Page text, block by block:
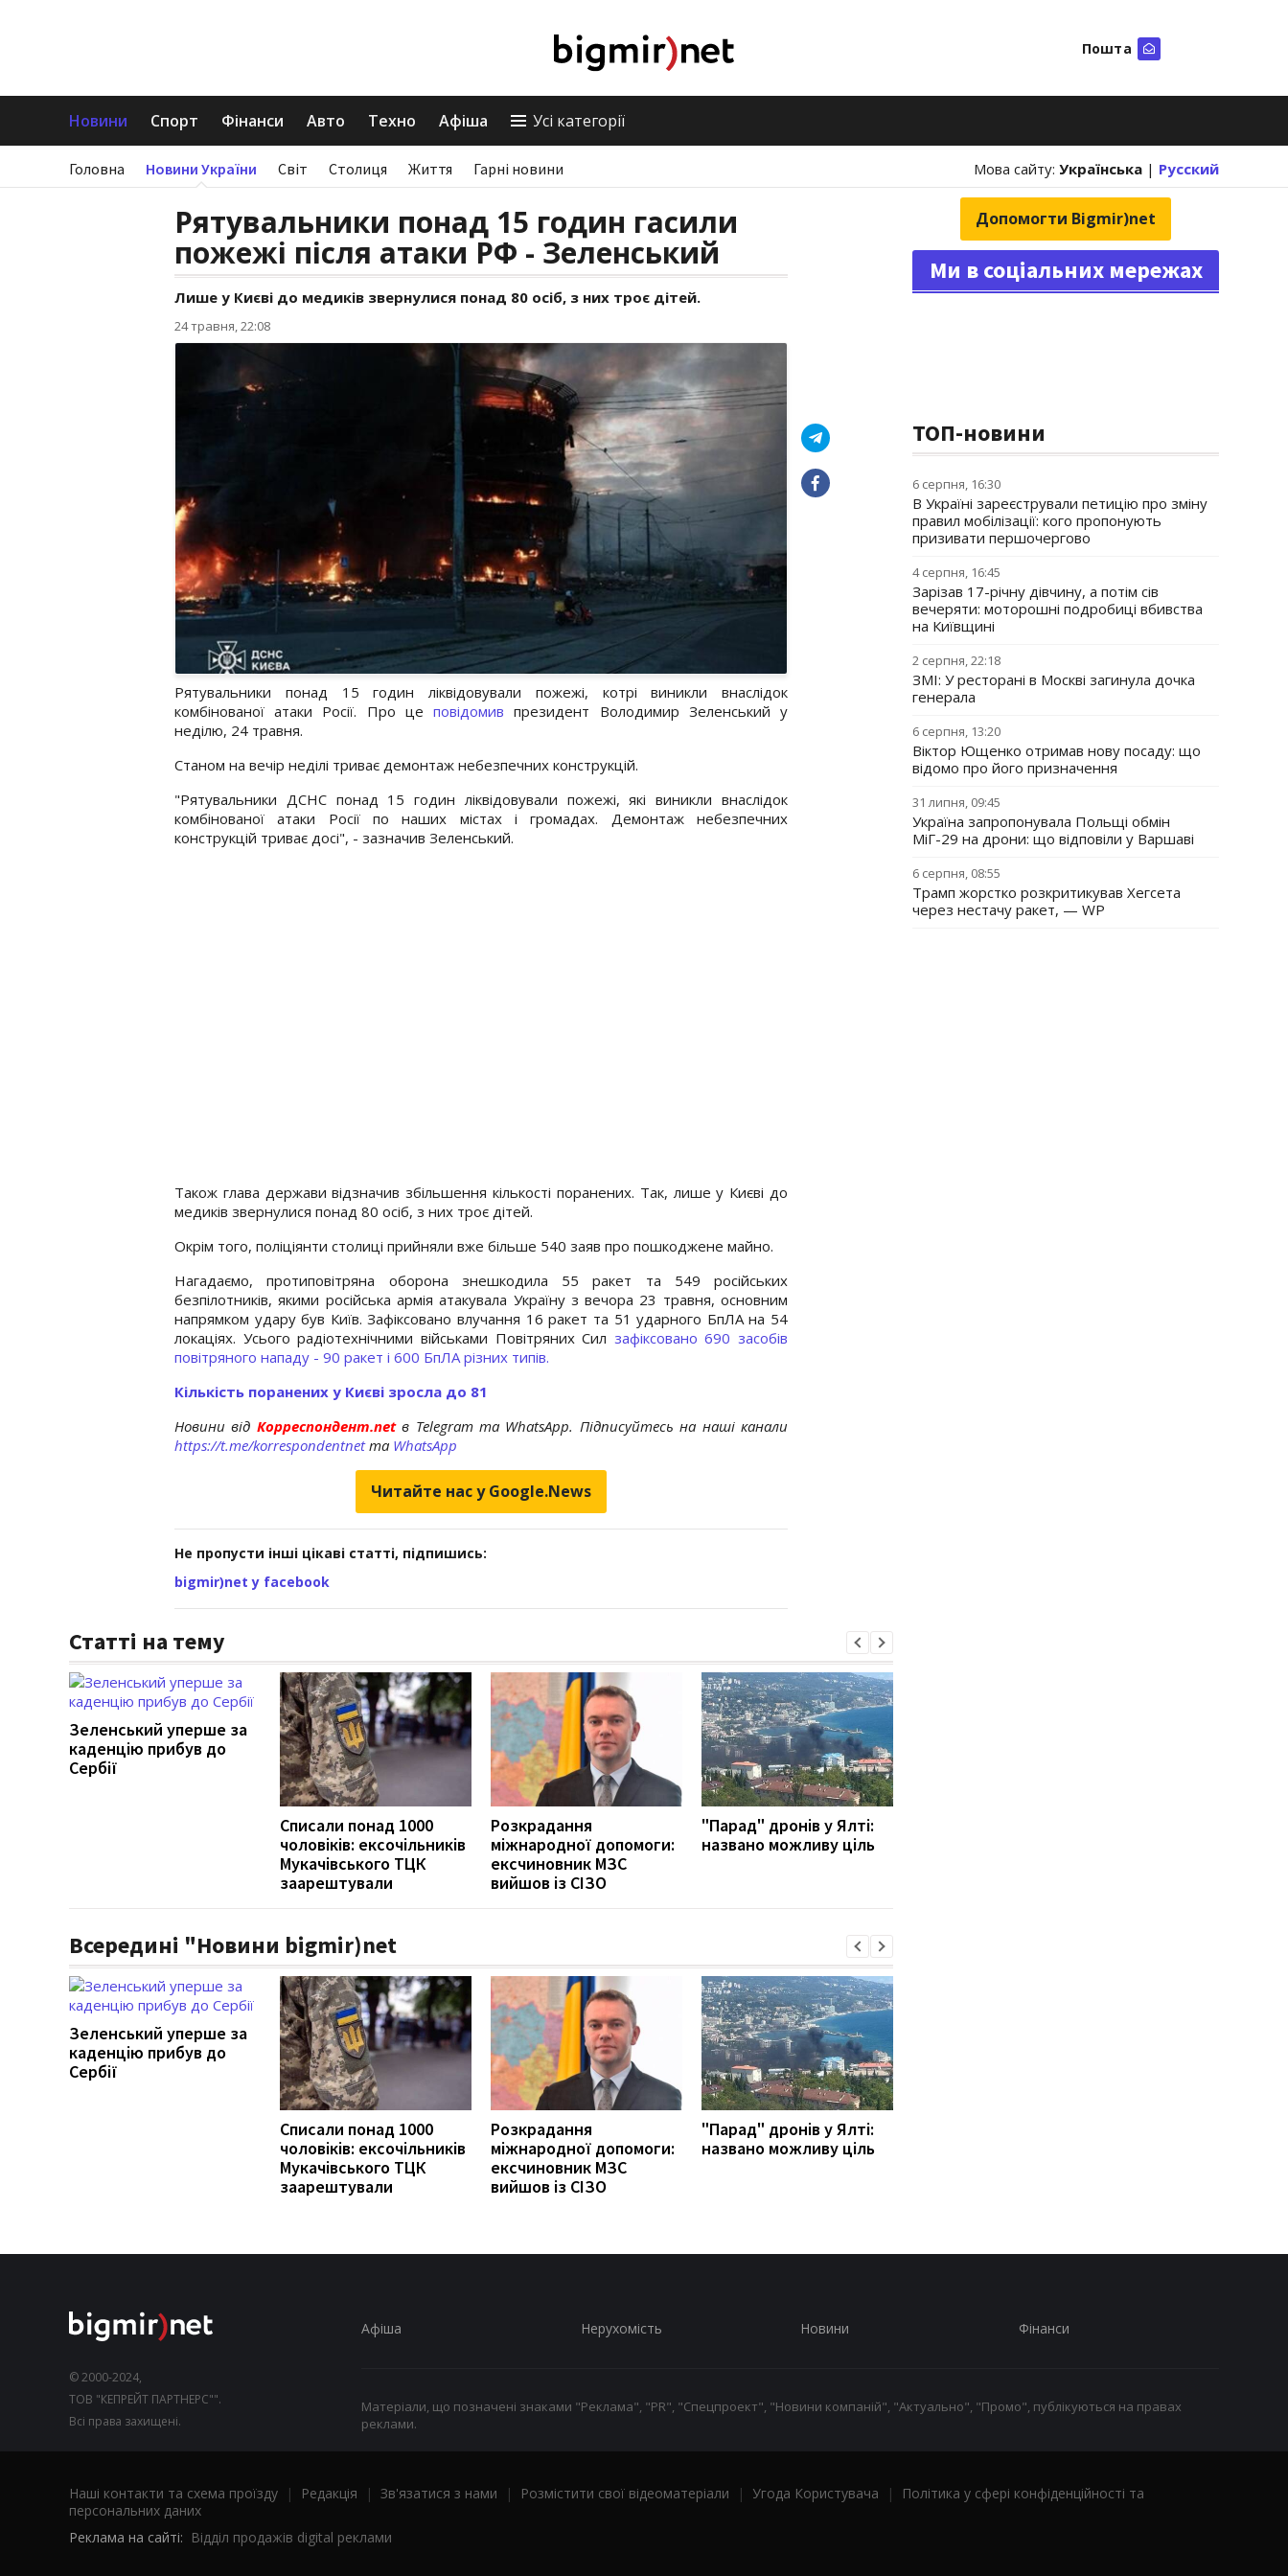
Пошта
Новини Спорт Фінанси Авто Техно Афіша Усі категорії
Головна Новини України Світ Столиця Життя Гарні новини Мова сайту: Українська | Русский
Рятувальники понад 15 годин гасили
пожежі після атаки РФ - Зеленський
Лише у Києві до медиків звернулися понад 80 осіб, з них троє дітей.
24 травня, 22:08
Рятувальники понад 15 годин ліквідовували пожежі, котрі виникли внаслідок
комбінованої атаки Росії. Про це повідомивпрезидент Володимир Зеленський у
неділю, 24 травня.
Станом на вечір неділі триває демонтаж небезпечних конструкцій.
"Рятувальники ДСНС понад 15 годин ліквідовували пожежі, які виникли внаслідок
комбінованої атаки Росії по наших містах і громадах. Демонтаж небезпечних
конструкцій триває досі", - зазначив Зеленський.
Також глава держави відзначив збільшення кількості поранених. Так, лише у Києві до
медиків звернулися понад 80 осіб, з них троє дітей.
Окрім того, поліціянти столиці прийняли вже більше 540 заяв про пошкоджене майно.
Нагадаємо, протиповітряна оборона знешкодила 55 ракет та 549 російських
безпілотників, якими російська армія атакувала Україну з вечора 23 травня, основним
напрямком удару був Київ. Зафіксовано влучання 16 ракет та 51 ударного БпЛА на 54
локаціях. Усього радіотехнічними військами Повітряних Сил зафіксовано 690 засобів
повітряного нападу - 90 ракет і 600 БпЛА різних типів.
Кількість поранених у Києві зросла до 81
Новини від Корреспондент.netв Telegram та WhatsApp. Підписуйтесь на наші канали
https://t.me/korrespondentnetта WhatsApp
Читайте нас у Google.News
Не пропусти інші цікаві статті, підпишись:
bigmir)net у facebook
Статті на тему
Зеленський уперше за
каденцію прибув до
Сербії
Списали понад 1000
чоловіків: ексочільників
Мукачівського ТЦК
заарештували
Розкрадання
міжнародної допомоги:
ексчиновник МЗС
вийшов із СІЗО
"Парад" дронів у Ялті:
названо можливу ціль
Всередині "Новини bigmir)net
Зеленський уперше за
каденцію прибув до
Сербії
Списали понад 1000
чоловіків: ексочільників
Мукачівського ТЦК
заарештували
Розкрадання
міжнародної допомоги:
ексчиновник МЗС
вийшов із СІЗО
"Парад" дронів у Ялті:
названо можливу ціль
Допомогти Bigmir)net
Ми в соціальних мережах
ТОП-новини
6 серпня, 16:30
В Україні зареєстрували петицію про зміну
правил мобілізації: кого пропонують
призивати першочергово
4 серпня, 16:45
Зарізав 17-річну дівчину, а потім сів
вечеряти: моторошні подробиці вбивства
на Київщині
2 серпня, 22:18
ЗМІ: У ресторані в Москві загинула дочка
генерала
6 серпня, 13:20
Віктор Ющенко отримав нову посаду: що
відомо про його призначення
31 липня, 09:45
Україна запропонувала Польщі обмін
МіГ-29 на дрони: що відповіли у Варшаві
6 серпня, 08:55
Трамп жорстко розкритикував Хегсета
через нестачу ракет, — WP
© 2000-2024,
ТОВ "КЕПРЕЙТ ПАРТНЕРС"".
Всі права захищені.
Афіша Нерухомість Новини Фінанси
Матеріали, що позначені знаками "Реклама", "PR", "Спецпроект", "Новини компаній", "Актуально", "Промо", публікуються на правах
реклами.
Наші контакти та схема проїзду | Редакція | Зв'язатися з нами | Розмістити свої відеоматеріали | Угода Користувача |
Політика у сфері конфіденційності та
персональних даних
Реклама на сайті: Відділ продажів digital реклами